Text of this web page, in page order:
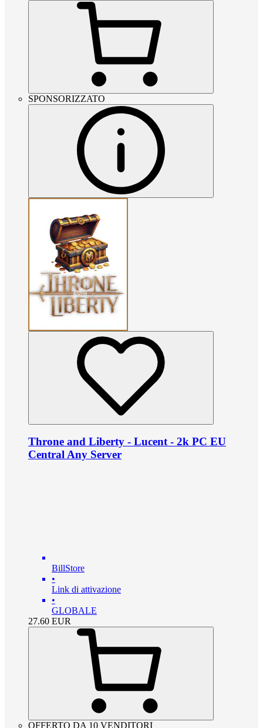
SPONSORIZZATO
Throne and Liberty - Lucent - 2k PC EU
Central Any Server
BillStore
•
Link di attivazione
•
GLOBALE
27.60 EUR
OFFERTO DA 10 VENDITORI